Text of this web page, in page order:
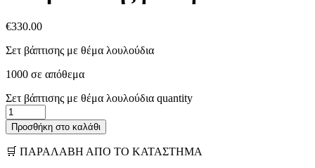
€330.00
Σετ βάπτισης με θέμα λουλούδια
1000 σε απόθεμα
Σετ βάπτισης με θέμα λουλούδια quantity
Προσθήκη στο καλάθι
🛒 ΠΑΡΑΛΑΒΗ ΑΠΟ ΤΟ ΚΑΤΑΣΤΗΜΑ